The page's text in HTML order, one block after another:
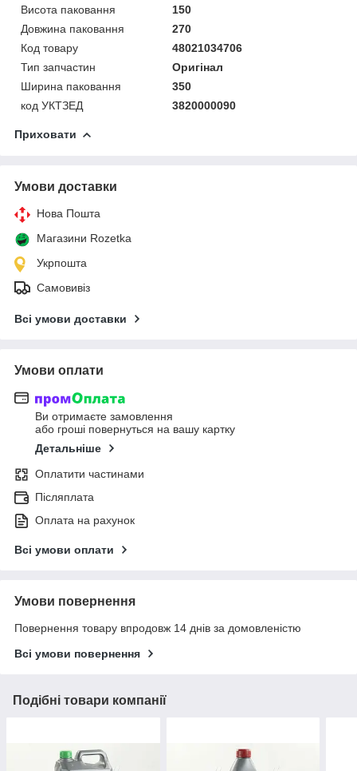
Висота паковання
150
Довжина паковання
270
Код товару
48021034706
Тип запчастин
Оригінал
Ширина паковання
350
код УКТЗЕД
3820000090
Приховати
Умови доставки
Нова Пошта
Магазини Rozetka
Укрпошта
Самовивіз
Всі умови доставки
Умови оплати
Ви отримаєте замовлення
або гроші повернуться на вашу картку
Детальніше
Оплатити частинами
Післяплата
Оплата на рахунок
Всі умови оплати
Умови повернення
Повернення товару впродовж 14 днів за домовленістю
Всі умови повернення
Подібні товари компанії